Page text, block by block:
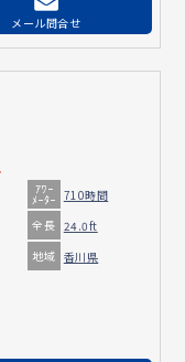
メール問合せ
ｱﾜｰ
ﾒｰﾀｰ 710時間
全長 24.0ft
地域 香川県